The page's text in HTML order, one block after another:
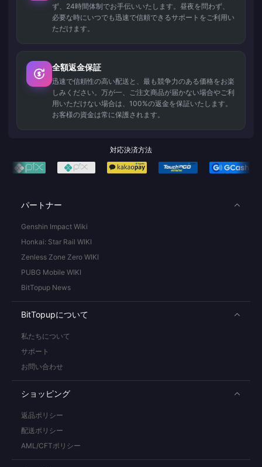
ず、24時間体制でお手伝いいたします。昼夜を問わず、
必要な時にいつでも迅速で信頼できるサポートをご利用い
ただけます。
全額返金保証
迅速で信頼性の高い配送と、最も競争力のある価格をお楽
しみください。万が一、ご注文商品が届かない場合やご利
用いただけない場合は、100%の返金を保証いたします。
お客様の資金は常に保護されます。
対応決済方法
パートナー
Genshin Impact Wiki
Honkai: Star Rail WIKI
Zenless Zone Zero WIKI
PUBG Mobile WIKI
BitTopup News
BitTopupについて
私たちについて
サポート
お問い合わせ
ショッピング
返品ポリシー
配送ポリシー
AML/CFTポリシー